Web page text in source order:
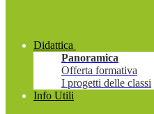
Didattica
Panoramica
Offerta formativa
I progetti delle classi
Info Utili